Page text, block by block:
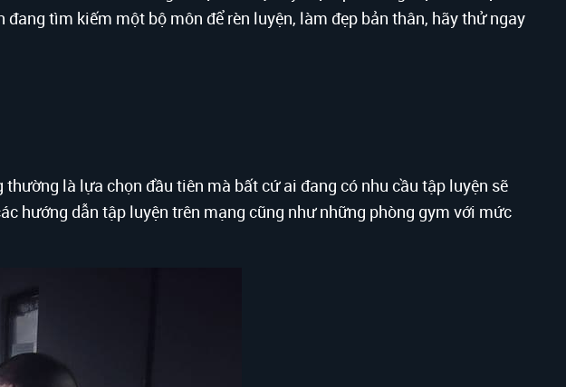
tìm kiếm một bộ môn để rèn luyện, làm đẹp bản thân, hãy thử ngay
là lựa chọn đầu tiên mà bất cứ ai đang có nhu cầu tập luyện sẽ
hướng dẫn tập luyện trên mạng cũng như những phòng gym với mức